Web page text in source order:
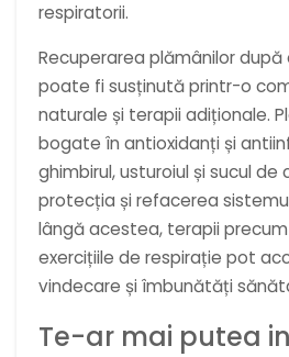
respiratorii.
Recuperarea plămânilor
poate fi susținută printr-o
naturale și terapii adiționale.
bogate în antioxidanți și
ghimbirul, usturoiul și sucul
protecția și refacerea
lângă acestea, terapii precum
exercițiile de respirație pot
vindecare și îmbunătăți
Te-ar mai putea